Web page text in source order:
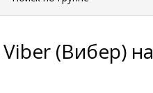
(Вибер) на